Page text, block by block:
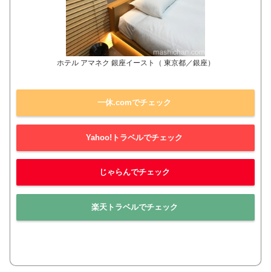
ホテル アマネク 銀座イースト（ 東京都／銀座）
一休.comでチェック
Yahoo!トラベルでチェック
じゃらんでチェック
楽天トラベルでチェック